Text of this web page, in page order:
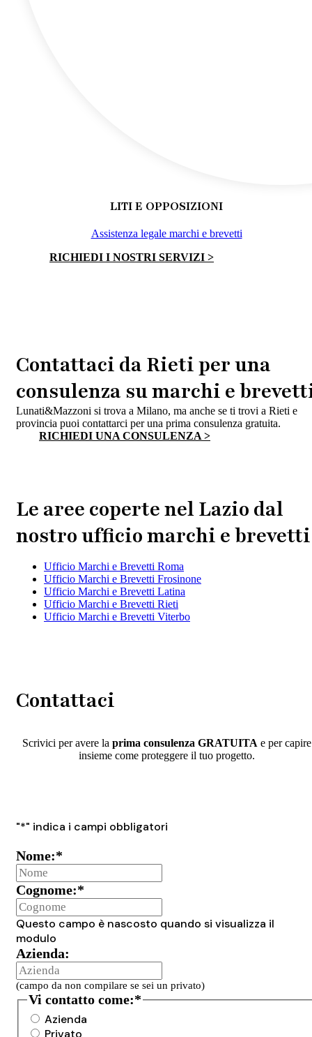
LITI E OPPOSIZIONI
Assistenza legale marchi e brevetti
RICHIEDI I NOSTRI SERVIZI >
Contattaci da Rieti per una
consulenza su marchi e
Lunati&Mazzoni si trova a Milano, ma anche se ti trovi a Rieti e
provincia puoi contattarci per una prima consulenza gratuita.
RICHIEDI UNA CONSULENZA >
Le aree coperte nel Lazio dal
nostro ufficio marchi e brevetti
Ufficio Marchi e Brevetti Roma
Ufficio Marchi e Brevetti Frosinone
Ufficio Marchi e Brevetti Latina
Ufficio Marchi e Brevetti Rieti
Ufficio Marchi e Brevetti Viterbo
Contattaci
Scrivici per avere la prima consulenza GRATUITA e per capire
insieme come proteggere il tuo progetto.
"*" indica i campi obbligatori
Nome:*
Cognome:*
Questo campo è nascosto quando si visualizza il
modulo
Azienda:
(campo da non compilare se sei un privato)
Vi contatto come:*
Azienda
Privato